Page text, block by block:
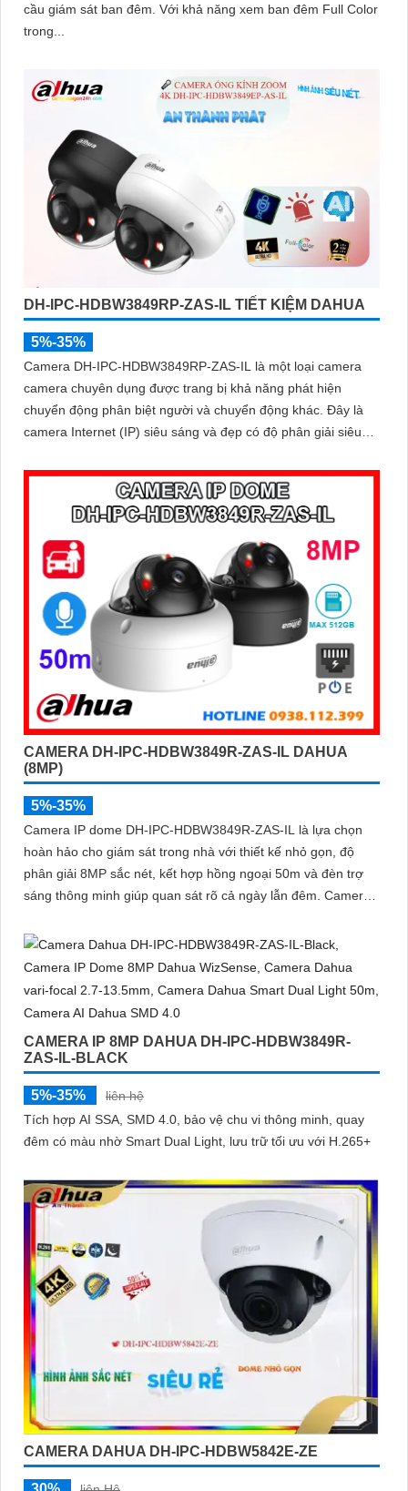
cầu giám sát ban đêm. Với khả năng xem ban đêm Full Color
trong...
DH-IPC-HDBW3849RP-ZAS-IL TIẾT KIỆM DAHUA
5%-35%
Camera DH-IPC-HDBW3849RP-ZAS-IL là một loại camera
camera chuyên dụng được trang bị khả năng phát hiện
chuyển động phân biệt người và chuyển động khác. Đây là
camera Internet (IP) siêu sáng và đẹp có độ phân giải siêu
CAMERA DH-IPC-HDBW3849R-ZAS-IL DAHUA
(8MP)
5%-35%
Camera IP dome DH-IPC-HDBW3849R-ZAS-IL là lựa chọn
hoàn hảo cho giám sát trong nhà với thiết kế nhỏ gọn, độ
phân giải 8MP sắc nét, kết hợp hồng ngoại 50m và đèn trợ
sáng thông minh giúp quan sát rõ cả ngày lẫn đêm. Camera
công nghệ phân biệt người và phương tiện, nâng cao độ
chính xác trong cảnh báo, hỗ trợ POE tiện lợi
CAMERA IP 8MP DAHUA DH-IPC-HDBW3849R-
ZAS-IL-BLACK
5%-35%
liên hệ
Tích hợp AI SSA, SMD 4.0, bảo vệ chu vi thông minh, quay
đêm có màu nhờ Smart Dual Light, lưu trữ tối ưu với H.265+
CAMERA DAHUA DH-IPC-HDBW5842E-ZE